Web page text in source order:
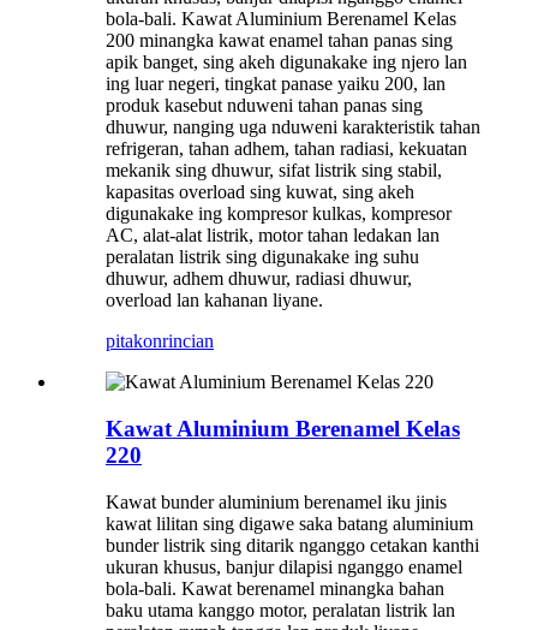
bola-bali. Kawat Aluminium Berenamel Kelas
200 minangka kawat enamel tahan panas sing
apik banget, sing akeh digunakake ing njero lan
ing luar negeri, tingkat panase yaiku 200, lan
produk kasebut nduweni tahan panas sing
dhuwur, nanging uga nduweni karakteristik tahan
refrigeran, tahan adhem, tahan radiasi, kekuatan
mekanik sing dhuwur, sifat listrik sing stabil,
kapasitas overload sing kuwat, sing akeh
digunakake ing kompresor kulkas, kompresor
AC, alat-alat listrik, motor tahan ledakan lan
peralatan listrik sing digunakake ing suhu
dhuwur, adhem dhuwur, radiasi dhuwur,
overload lan kahanan liyane.
pitakonrincian
Kawat Aluminium Berenamel Kelas
220
Kawat bunder aluminium berenamel iku jinis
kawat lilitan sing digawe saka batang aluminium
bunder listrik sing ditarik nganggo cetakan kanthi
ukuran khusus, banjur dilapisi nganggo enamel
bola-bali. Kawat berenamel minangka bahan
baku utama kanggo motor, peralatan listrik lan